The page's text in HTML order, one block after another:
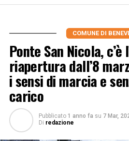
COMUNE DI
Ponte San Nicola, c’è
riapertura dall’8
i sensi di marcia e
carico
Pubblicato 1 anno fa su 7 Mar,
Di redazione